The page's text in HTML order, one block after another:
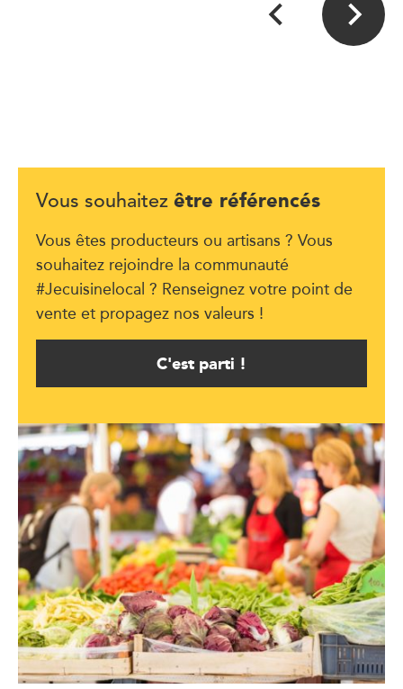
Vous souhaitez être référencés
Vous êtes producteurs ou artisans ? Vous
souhaitez rejoindre la communauté
#Jecuisinelocal ? Renseignez votre point de
vente et propagez nos valeurs !
C'est parti !